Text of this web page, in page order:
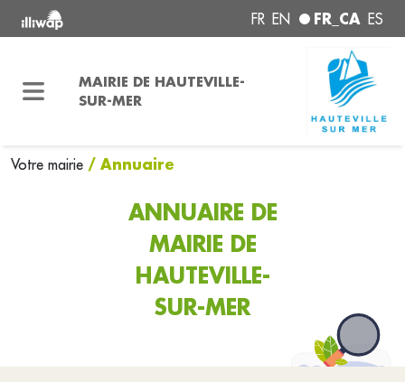
FR EN FR_CA ES
MAIRIE DE HAUTEVILLE-
SUR-MER
Votre mairie / Annuaire
ANNUAIRE DE
MAIRIE DE
HAUTEVILLE-
SUR-MER